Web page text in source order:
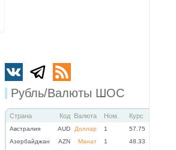
Рубль/Валюты ШОС
Страна Код Валюта Ном. Курс
Австралия AUD Доллар 1
57.75
Азербайджан
AZN Манат 1
48.33